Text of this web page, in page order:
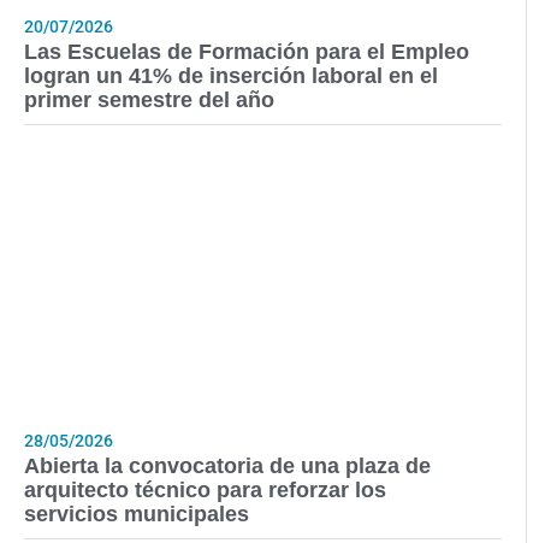
20/07/2026
Las Escuelas de Formación para el Empleo
logran un 41% de inserción laboral en el
primer semestre del año
28/05/2026
Abierta la convocatoria de una plaza de
arquitecto técnico para reforzar los
servicios municipales